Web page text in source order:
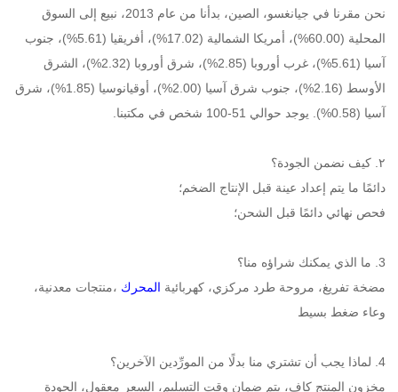
آسيا (0.58%). يوجد حوالي 51-100 شخص في مكتبنا.
٢. كيف نضمن الجودة؟
دائمًا ما يتم إعداد عينة قبل الإنتاج الضخم؛
فحص نهائي دائمًا قبل الشحن؛
3. ما الذي يمكنك شراؤه منا؟
مضخة تفريغ، مروحة طرد مركزي، كهربائية المحرك
وعاء ضغط بسيط
4. لماذا يجب أن تشتري منا بدلًا من المورِّدين الآخرين؟